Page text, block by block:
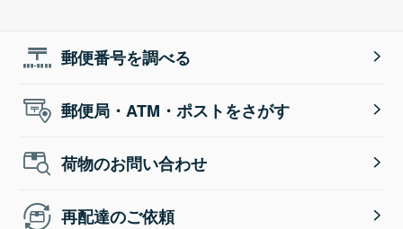
郵便番号を調べる
郵便局・ATM・ポストをさがす
荷物のお問い合わせ
再配達のご依頼